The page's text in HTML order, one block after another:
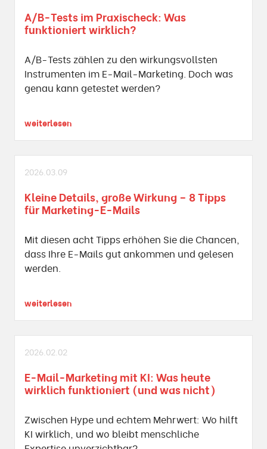
A/B-Tests im Praxischeck: Was
funktioniert wirklich?
A/B-Tests zählen zu den wirkungsvollsten
Instrumenten im E-Mail-Marketing. Doch was
genau kann getestet werden?
weiterlesen
2026.03.09
Kleine Details, große Wirkung – 8 Tipps
für Marketing-E-Mails
Mit diesen acht Tipps erhöhen Sie die Chancen,
dass Ihre E-Mails gut ankommen und gelesen
werden.
weiterlesen
2026.02.02
E-Mail-Marketing mit KI: Was heute
wirklich funktioniert (und was nicht)
Zwischen Hype und echtem Mehrwert: Wo hilft
KI wirklich, und wo bleibt menschliche